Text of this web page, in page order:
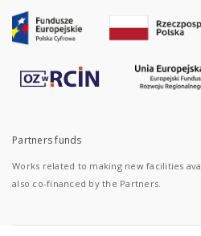
Partners funds
Works related to making new facilities
also co-financed by the Partners.